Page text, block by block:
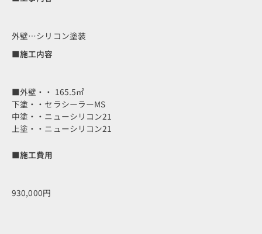
外壁…シリコン塗装
■施工内容
■外壁・・ 165.5㎡
下塗・・セラシーラーMS
中塗・・ニューシリコン21
上塗・・ニューシリコン21
■施工費用
930,000円